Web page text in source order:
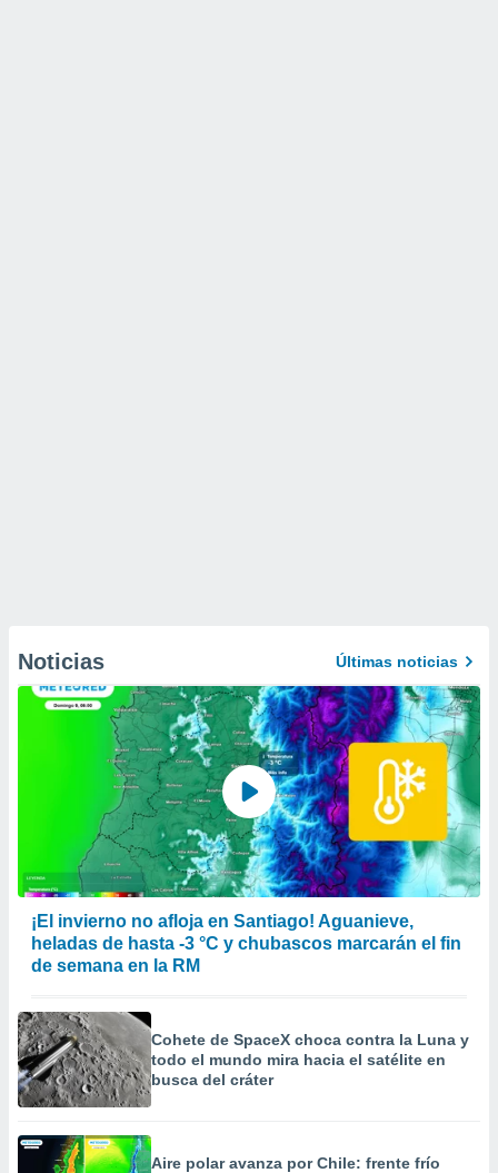
Noticias Últimas noticias
¡El invierno no afloja en Santiago! Aguanieve,
heladas de hasta -3 °C y chubascos marcarán el fin
de semana en la RM
Cohete de SpaceX choca contra la Luna y
todo el mundo mira hacia el satélite en
busca del cráter
Aire polar avanza por Chile: frente frío